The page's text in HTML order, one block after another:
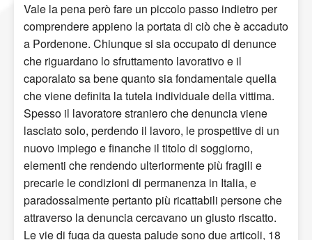
Vale la pena però fare un piccolo passo indietro per
comprendere appieno la portata di ciò che è accaduto
a Pordenone. Chiunque si sia occupato di denunce
che riguardano lo sfruttamento lavorativo e il
caporalato sa bene quanto sia fondamentale quella
che viene definita la tutela individuale della vittima.
Spesso il lavoratore straniero che denuncia viene
lasciato solo, perdendo il lavoro, le prospettive di un
nuovo impiego e finanche il titolo di soggiorno,
elementi che rendendo ulteriormente più fragili e
precarie le condizioni di permanenza in Italia, e
paradossalmente pertanto più ricattabili persone che
attraverso la denuncia cercavano un giusto riscatto.
Le vie di fuga da questa palude sono due articoli, 18